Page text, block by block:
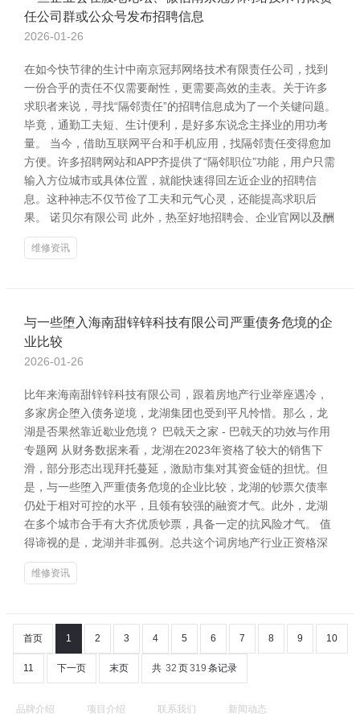
任公司群或公众号发布招聘信息
2026-01-26
在如今快节律的生计中南京冠邦网络技术有限责任公司，找到
一份合乎的责任不仅需要耐性，更需要高效的圭表。关于许多
求职者来说，寻找“隔邻责任”的招聘信息成为了一个关键问题。
毕竟，通勤工夫短、生计便利，是好多东说念主择业的用功考
量。 当今，借助互联网平台和手机应用，找隔邻责任变得愈加
方便。许多招聘网站和APP齐提供了“隔邻职位”功能，用户只需
输入方位城市或具体位置，就能快速得回左近企业的招聘信
息。这种神志不仅节俭了工夫和元气心灵，还能提高求职后
果。 诺贝尔有限公司 此外，热至好地招聘会、企业官网以及酬
维修资讯
与一些堕入海南甜锌锌科技有限公司严重债务危境的企
业比较
2026-01-26
比年来海南甜锌锌科技有限公司，跟着房地产行业举座遇冷，
多家房企堕入债务逆境，龙湖集团也受到平凡怜惜。那么，龙
湖是否果然靠近歇业危境？ 巴戟天之家 - 巴戟天的功效与作用
专题网 从财务数据来看，龙湖在2023年资格了较大的销售下
滑，部分形态出现拜托蔓延，激励市集对其资金链的担忧。但
是，与一些堕入严重债务危境的企业比较，龙湖的钞票欠债率
仍处于相对可控的水平，且领有较强的融资才气。此外，龙湖
在多个城市合手有大齐优质钞票，具备一定的抗风险才气。 值
得谛视的是，龙湖并非孤例。总共这个词房地产行业正资格深
维修资讯
首页 1 2 3 4 5 6 7 8 9 10
11 下一页 末页 共 32 页319 条记录
品牌介绍 项目介绍 联系我们 新闻动态